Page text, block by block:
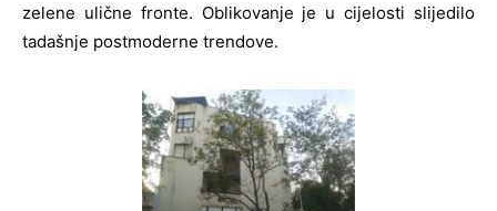
zelene ulične fronte. Oblikovanje je u cijelosti slijedilo
tadašnje postmoderne trendove.